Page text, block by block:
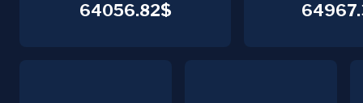
64056.82$